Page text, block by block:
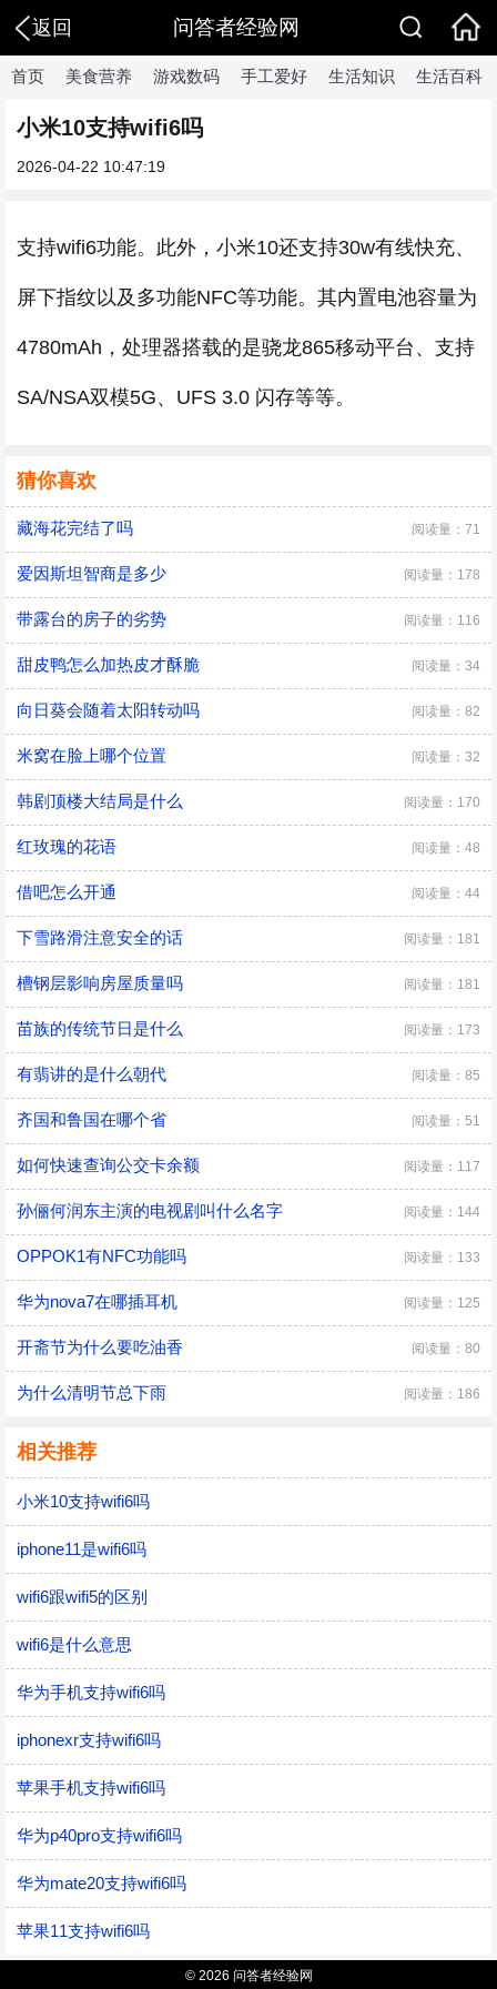
返回 问答者经验网
首页 美食营养 游戏数码 手工爱好 生活知识 生活百科
小米10支持wifi6吗
2026-04-22 10:47:19
支持wifi6功能。此外，小米10还支持30w有线快充、
屏下指纹以及多功能NFC等功能。其内置电池容量为
4780mAh，处理器搭载的是骁龙865移动平台、支持
SA/NSA双模5G、UFS 3.0 闪存等等。
猜你喜欢
藏海花完结了吗 阅读量：71
爱因斯坦智商是多少 阅读量：178
带露台的房子的劣势 阅读量：116
甜皮鸭怎么加热皮才酥脆 阅读量：34
向日葵会随着太阳转动吗 阅读量：82
米窝在脸上哪个位置 阅读量：32
韩剧顶楼大结局是什么 阅读量：170
红玫瑰的花语 阅读量：48
借吧怎么开通 阅读量：44
下雪路滑注意安全的话 阅读量：181
槽钢层影响房屋质量吗 阅读量：181
苗族的传统节日是什么 阅读量：173
有翡讲的是什么朝代 阅读量：85
齐国和鲁国在哪个省 阅读量：51
如何快速查询公交卡余额 阅读量：117
孙俪何润东主演的电视剧叫什么名字 阅读量：144
OPPOK1有NFC功能吗 阅读量：133
华为nova7在哪插耳机 阅读量：125
开斋节为什么要吃油香 阅读量：80
为什么清明节总下雨 阅读量：186
相关推荐
小米10支持wifi6吗
iphone11是wifi6吗
wifi6跟wifi5的区别
wifi6是什么意思
华为手机支持wifi6吗
iphonexr支持wifi6吗
苹果手机支持wifi6吗
华为p40pro支持wifi6吗
华为mate20支持wifi6吗
苹果11支持wifi6吗
© 2026 问答者经验网